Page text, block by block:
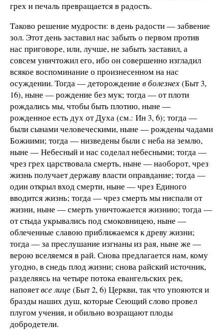
грех и печаль превращается в радость.
Таково решение мудрости: в день радости — забвение
зол. Этот день заставил нас забыть о первом против
нас приговоре, или, лучше, не забыть заставил, а
совсем уничтожил его, ибо он совершенно изгладил
всякое воспоминание о произнесенном на нас
осуждении. Тогда — деторождение вболезнех(Быт 3,
16), ныне — рождение без мук; тогда — от плоти
рождались мы, чтобы быть плотию, ныне —
рожденное есть дух от Духа (см.: Ин 3, 6); тогда —
были сынами человеческими, ныне — рождены чадами
Божиими; тогда — низведены были с неба на землю,
ныне — Небесный и нас соделал небесными; тогда —
чрез грех царствовала смерть, ныне — наоборот, чрез
жизнь получает державу власти оправдание; тогда —
один открыл вход смерти, ныне — чрез Единого
вводится жизнь; тогда — чрез смерть мы ниспали от
жизни, ныне — смерть уничтожается жизнию; тогда —
от стыда укрывались под смоковницею, ныне —
облеченные славою приближаемся к древу жизни;
тогда — за преслушание изгнаны из рая, ныне же —
верою вселяемся в рай. Снова предлагается нам, кому
угодно, в снедь плод жизни; снова райский источник,
разделяясь на четыре потока евангельских рек,
напояетвсе лице(Быт 2, 6) Церкви, так что упояются и
бразды наших душ, которые Сеющий слово провел
плугом учения, и обильно возращают плоды
добродетели.